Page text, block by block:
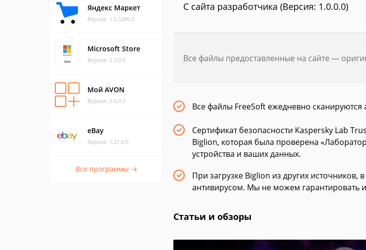
Яндекс Маркет
Версия: 1.5.5286.0
Microsoft Store
Версия: 2.3.0.0
Мой AVON
Версия: 2.0.0.3
eBay
Версия: 1.21.0.0
Все программы →
С сайта разработчика (Версия: 1.0.0.0)
Все файлы предоставленные на сайте —
Все файлы FreeSoft ежедневно сканируются
Сертификат безопасности Kaspersky Lab
Biglion, которая была проверена
устройства и ваших данных.
При загрузке Biglion из других источников,
антивирусом. Мы не можем гарантировать
Статьи и обзоры